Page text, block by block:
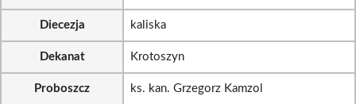
Diecezja kaliska
Dekanat Krotoszyn
Proboszcz ks. kan. Grzegorz Kamzol